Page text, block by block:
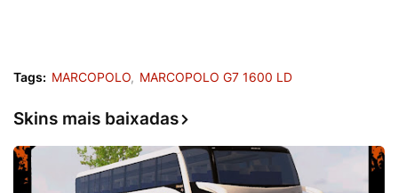
Tags: MARCOPOLO MARCOPOLO G7 1600 LD
Skins mais baixadas